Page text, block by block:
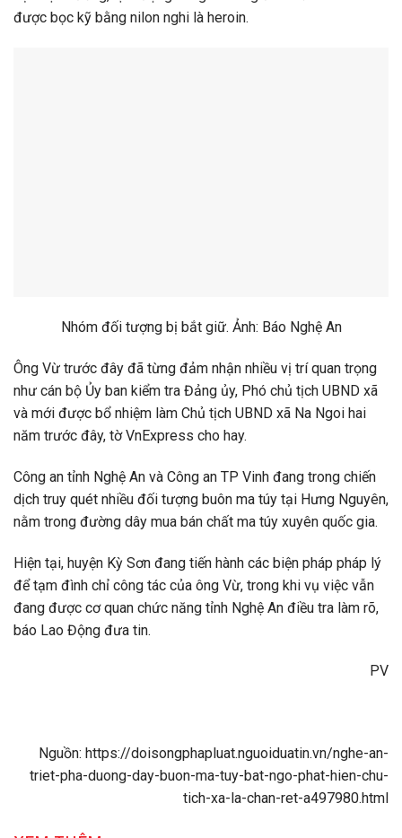
được bọc kỹ bằng nilon nghi là heroin.
Nhóm đối tượng bị bắt giữ. Ảnh: Báo Nghệ An
Ông Vừ trước đây đã từng đảm nhận nhiều vị trí quan trọng
như cán bộ Ủy ban kiểm tra Đảng ủy, Phó chủ tịch UBND xã
và mới được bổ nhiệm làm Chủ tịch UBND xã Na Ngoi hai
năm trước đây, tờ VnExpress cho hay.
Công an tỉnh Nghệ An và Công an TP Vinh đang trong chiến
dịch truy quét nhiều đối tượng buôn ma túy tại Hưng Nguyên,
nằm trong đường dây mua bán chất ma túy xuyên quốc gia.
Hiện tại, huyện Kỳ Sơn đang tiến hành các biện pháp pháp lý
để tạm đình chỉ công tác của ông Vừ, trong khi vụ việc vẫn
đang được cơ quan chức năng tỉnh Nghệ An điều tra làm rõ,
báo Lao Động đưa tin.
PV
Nguồn: https://doisongphapluat.nguoiduatin.vn/nghe-an-
triet-pha-duong-day-buon-ma-tuy-bat-ngo-phat-hien-chu-
tich-xa-la-chan-ret-a497980.html